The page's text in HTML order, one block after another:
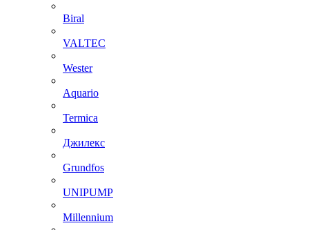
Biral
VALTEC
Wester
Aquario
Termica
Джилекс
Grundfos
UNIPUMP
Millennium